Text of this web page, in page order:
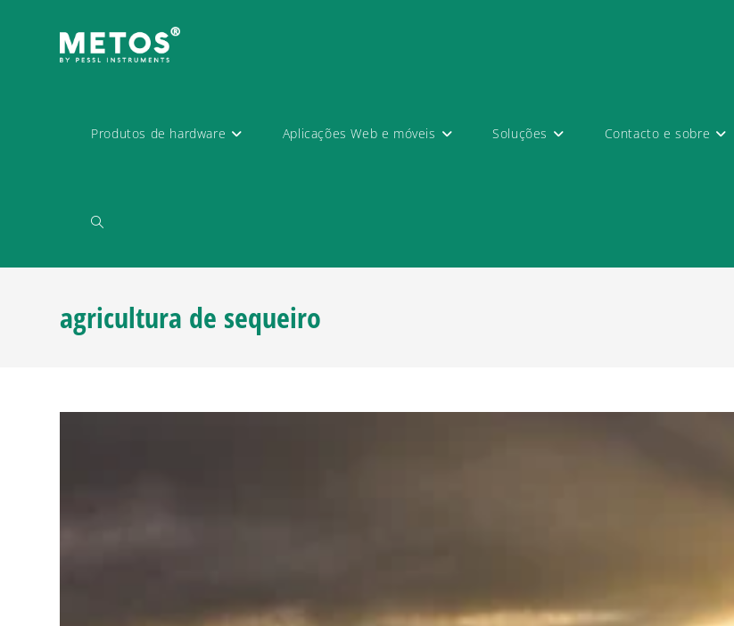
Produtos de hardware Aplicações Web e móveis Soluções Contacto e sobre
agricultura de sequeiro